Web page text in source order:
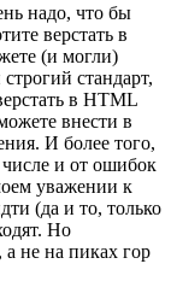
надо, что бы
верстать в
(и могли)
стандарт,
в HTML
внести в
И более того,
и от ошибок
уважении к
(да и то, только
Но
не на пиках гор